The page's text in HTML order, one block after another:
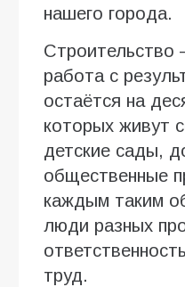
нашего города.
Строительство
работа с
остаётся на
которых живут
детские сады,
общественные
каждым таким
люди разных
труд.